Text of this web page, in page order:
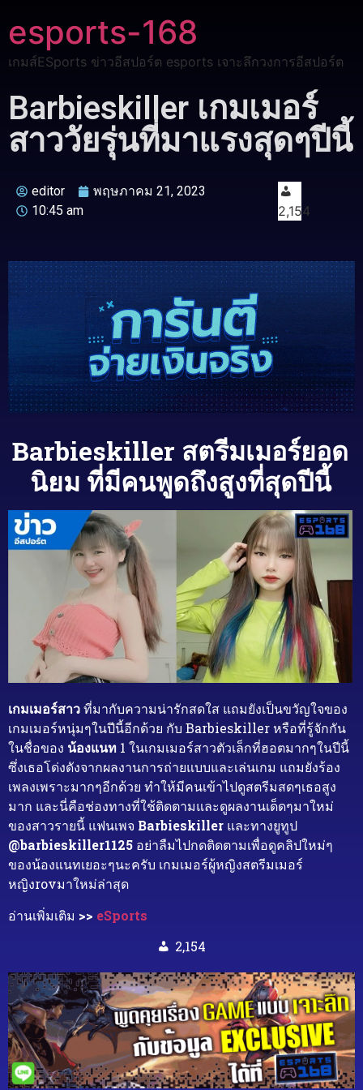
esports-168
เกมส์ESports ข่าวอีสปอร์ต esports เจาะลึกวงการอีสปอร์ต
Barbieskiller เกมเมอร์
สาววัยรุ่นที่มาแรงสุดๆปีนี้
editor
พฤษภาคม 21, 2023
10:45 am
2,154
Barbieskiller สตรีมเมอร์ยอด
นิยม ที่มีคนพูดถึงสูงที่สุดปีนี้
เกมเมอร์สาวที่มากับความน่ารักสดใส แถมยังเป็นขวัญใจของ
เกมเมอร์หนุ่มๆในปีนี้อีกด้วย กับ Barbieskiller หรือที่รู้จักกัน
ในชื่อของ น้องแนท 1 ในเกมเมอร์สาวตัวเล็กที่ฮอตมากๆในปีนี้
ซึ่งเธอโด่งดังจากผลงานการถ่ายแบบและเล่นเกม แถมยังร้อง
เพลงเพราะมากๆอีกด้วย ทำให้มีคนเข้าไปดูสตรีมสดๆเธอสูง
มาก และนี่คือช่องทางที่ใช้ติดตามและดูผลงานเด็ดๆมาใหม่
ของสาวรายนี้ แฟนเพจ Barbieskiller และทางยูทูป
@barbieskiller1125 อย่าลืมไปกดติดตามเพื่อดูคลิปใหม่ๆ
ของน้องแนทเยอะๆนะครับ เกมเมอร์ผู้หญิงสตรีมเมอร์
หญิงrovมาใหม่ล่าสุด
อ่านเพิ่มเติม >> eSports
2,154